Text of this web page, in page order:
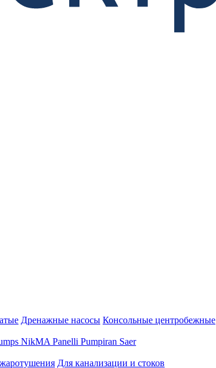
Дренажные насосы Консольные центробежные
NikMA Panelli Pumpiran Saer
Для канализации и стоков